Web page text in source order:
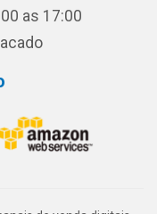
as 17:00